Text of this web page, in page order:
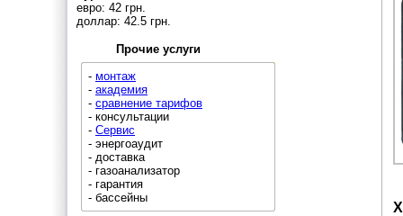
евро: 42 грн.
доллар: 42.5 грн.
Прочие услуги
- монтаж
- академия
- сравнение тарифов
- консультации
- Сервис
- энергоаудит
- доставка
- газоанализатор
- гарантия
- бассейны